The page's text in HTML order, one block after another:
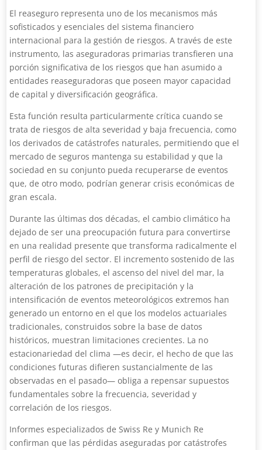
El reaseguro representa uno de los mecanismos más
sofisticados y esenciales del sistema financiero
internacional para la gestión de riesgos. A través de este
instrumento, las aseguradoras primarias transfieren una
porción significativa de los riesgos que han asumido a
entidades reaseguradoras que poseen mayor capacidad
de capital y diversificación geográfica.
Esta función resulta particularmente crítica cuando se
trata de riesgos de alta severidad y baja frecuencia, como
los derivados de catástrofes naturales, permitiendo que el
mercado de seguros mantenga su estabilidad y que la
sociedad en su conjunto pueda recuperarse de eventos
que, de otro modo, podrían generar crisis económicas de
gran escala.
Durante las últimas dos décadas, el cambio climático ha
dejado de ser una preocupación futura para convertirse
en una realidad presente que transforma radicalmente el
perfil de riesgo del sector. El incremento sostenido de las
temperaturas globales, el ascenso del nivel del mar, la
alteración de los patrones de precipitación y la
intensificación de eventos meteorológicos extremos han
generado un entorno en el que los modelos actuariales
tradicionales, construidos sobre la base de datos
históricos, muestran limitaciones crecientes. La no
estacionariedad del clima —es decir, el hecho de que las
condiciones futuras difieren sustancialmente de las
observadas en el pasado— obliga a repensar supuestos
fundamentales sobre la frecuencia, severidad y
correlación de los riesgos.
Informes especializados de Swiss Re y Munich Re
confirman que las pérdidas aseguradas por catástrofes